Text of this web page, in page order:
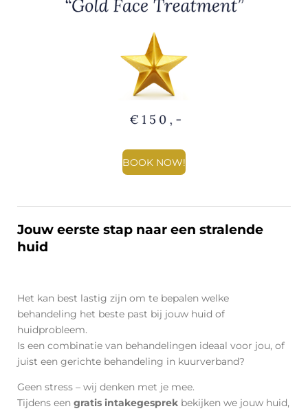
BOOK NOW!
Jouw eerste stap naar een stralende
huid
Het kan best lastig zijn om te bepalen welke
behandeling het beste past bij jouw huid of
huidprobleem.
Is een combinatie van behandelingen ideaal voor jou, of
juist een gerichte behandeling in kuurverband?
Geen stress – wij denken met je mee.
Tijdens een gratis intakegesprek bekijken we jouw huid,